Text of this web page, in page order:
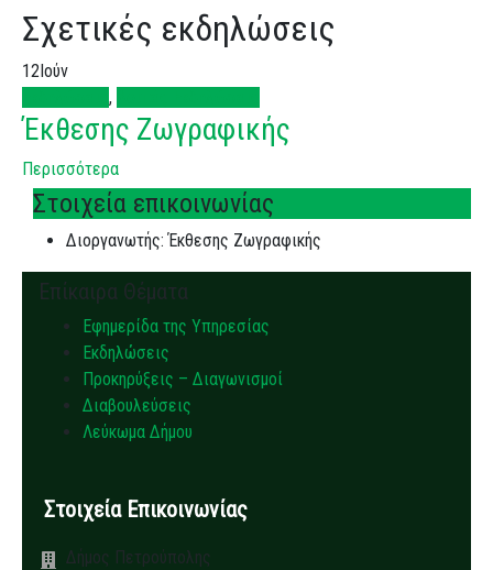
Σχετικές εκδηλώσεις
12Ιούν
,
Έκθεσης Ζωγραφικής
Περισσότερα
Στοιχεία επικοινωνίας
Διοργανωτής: Έκθεσης Ζωγραφικής
Επίκαιρα Θέματα
Εφημερίδα της Υπηρεσίας
Εκδηλώσεις
Προκηρύξεις – Διαγωνισμοί
Διαβουλεύσεις
Λεύκωμα Δήμου
Στοιχεία Επικοινωνίας
Δήμος Πετρούπολης